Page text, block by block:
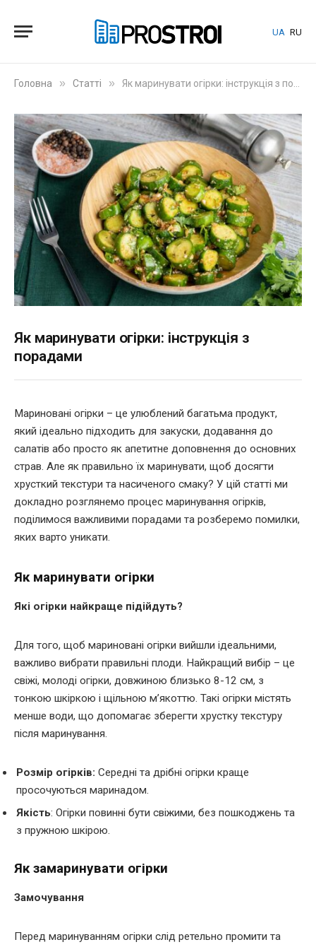
UA RU
Головна » Статті » Як маринувати огірки: інструкція з порадами
Як маринувати огірки: інструкція з
порадами
Мариновані огірки – це улюблений багатьма продукт,
який ідеально підходить для закуски, додавання до
салатів або просто як апетитне доповнення до основних
страв. Але як правильно їх маринувати, щоб досягти
хрусткий текстури та насиченого смаку? У цій статті ми
докладно розглянемо процес маринування огірків,
поділимося важливими порадами та розберемо помилки,
яких варто уникати.
Як маринувати огірки
Які огірки найкраще підійдуть?
Для того, щоб мариновані огірки вийшли ідеальними,
важливо вибрати правильні плоди. Найкращий вибір – це
свіжі, молоді огірки, довжиною близько 8-12 см, з
тонкою шкіркою і щільною м’якоттю. Такі огірки містять
менше води, що допомагає зберегти хрустку текстуру
після маринування.
Розмір огірків: Середні та дрібні огірки краще
просочуються маринадом.
Якість: Огірки повинні бути свіжими, без пошкоджень та
з пружною шкірою.
Як замаринувати огірки
Замочування
Перед маринуванням огірки слід ретельно промити та